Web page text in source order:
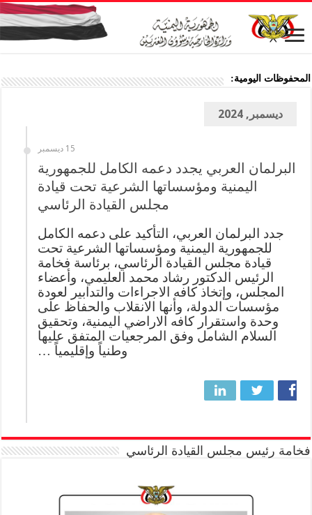
المحفوظات اليومية:
ديسمبر, 2024
15 ديسمبر
البرلمان العربي يجدد دعمه الكامل للجمهورية
اليمنية ومؤسساتها الشرعية تحت قيادة
مجلس القيادة الرئاسي
جدد البرلمان العربي، التأكيد على دعمه الكامل
للجمهورية اليمنية ومؤسساتها الشرعية تحت
قيادة مجلس القيادة الرئاسي، برئاسة فخامة
الرئيس الدكتور رشاد محمد العليمي، وأعضاء
المجلس، وإتخاذ كافه الاجراءات والتدابير لعودة
مؤسسات الدولة، وأنها الانقلاب والحفاظ على
وحدة واستقرار كافه الاراضي اليمنية، وتحقيق
السلام الشامل وفق المرجعيات المتفق عليها
وطنياً وإقليمياً …
فخامة رئيس مجلس القيادة الرئاسي